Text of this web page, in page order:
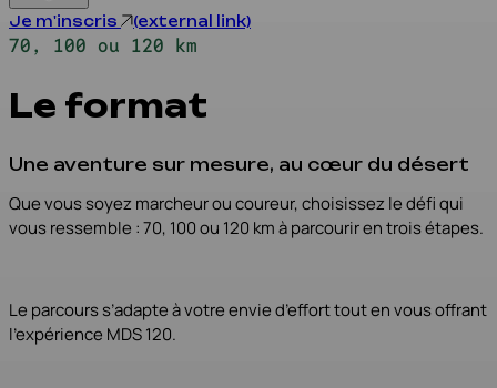
Je m'inscris (external link)
70, 100 ou 120 km
Le format
Une aventure sur mesure, au cœur du désert
Que vous soyez marcheur ou coureur, choisissez le défi qui
vous ressemble : 70, 100 ou 120 km à parcourir en trois étapes.
Le parcours s’adapte à votre envie d’effort tout en vous offrant
l’expérience MDS 120.